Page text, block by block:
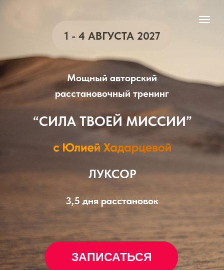
ЗАПИСАТЬСЯ
Мощный авторский
расстановочный тренинг
“СИЛА ТВОЕЙ МИССИИ”
ЛУКСОР
3,5 дня расстановок
1 - 4 АВГУСТА 2027